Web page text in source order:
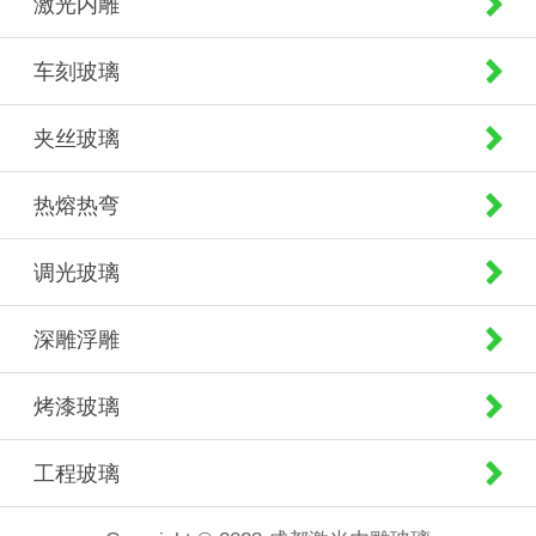
车刻玻璃
夹丝玻璃
热熔热弯
调光玻璃
深雕浮雕
烤漆玻璃
工程玻璃